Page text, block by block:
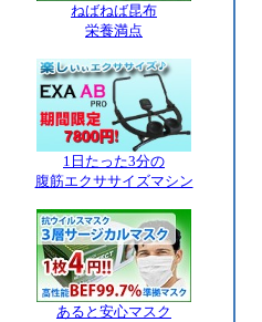
ねばねば昆布
栄養満点
1日たった3分の
腹筋エクササイズマシン
あると安心マスク